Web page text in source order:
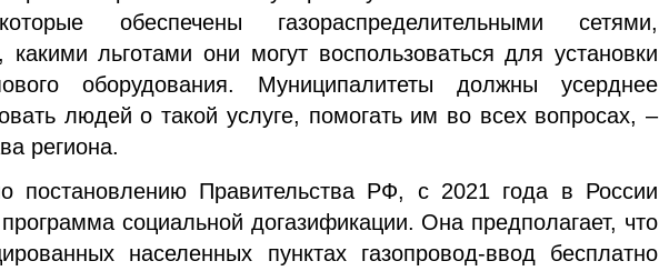
обеспечены газораспределительными сетями,
какими льготами они могут воспользоваться для установки
оборудования. Муниципалитеты должны усерднее
людей о такой услуге, помогать им во всех вопросах, –
региона.
постановлению Правительства РФ, с 2021 года в России
программа социальной догазификации. Она предполагает, что
населенных пунктах газопровод-ввод бесплатно